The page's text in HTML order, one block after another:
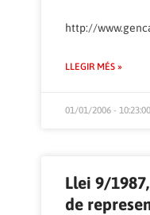
http://
LLEGIR MÉS »
01/01/2006 - 10:23:00
Llei 9/
de